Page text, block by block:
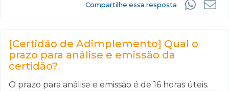
Compartilhe essa resposta
[Certidão de Adimplemento] Qual o
prazo para análise e emissão da
certidão?
O prazo para análise e emissão é de 16 horas úteis.